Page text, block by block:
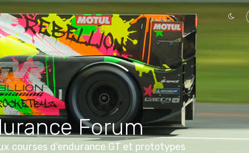
Forum
courses d'endurance GT et prototypes